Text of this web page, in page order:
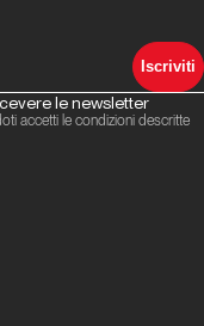
Iscriviti
le newsletter
accetti le condizioni descritte